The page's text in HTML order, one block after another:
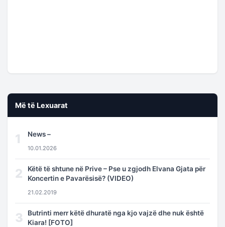
Më të Lexuarat
1 News –
10.01.2026
2
Këtë të shtune në Prive – Pse u zgjodh Elvana Gjata për
Koncertin e Pavarësisë? (VIDEO)
21.02.2019
3
Butrinti merr këtë dhuratë nga kjo vajzë dhe nuk është
Kiara! [FOTO]